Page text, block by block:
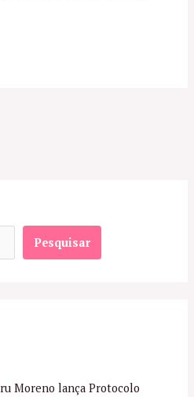
Pesquisar
Moreno lança Protocolo